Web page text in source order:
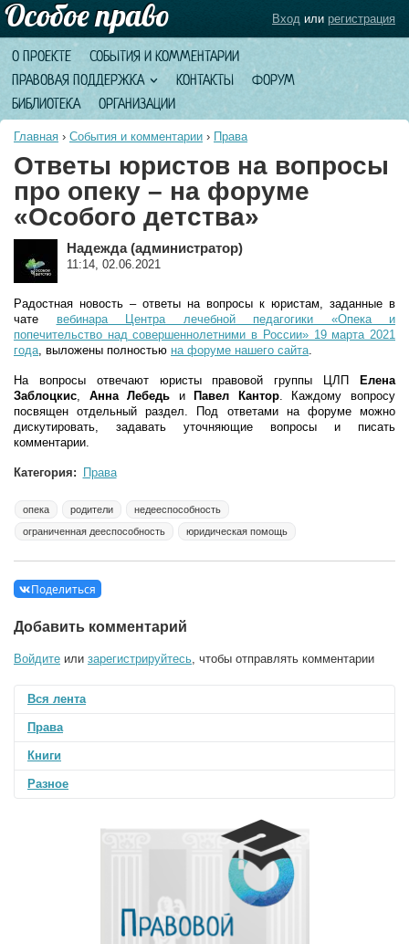
О ПРОЕКТЕ
СОБЫТИЯ И КОММЕНТАРИИ
ПРАВОВАЯ ПОДДЕРЖКА
КОНТАКТЫ
ФОРУМ
БИБЛИОТЕКА
ОРГАНИЗАЦИИ
Вход или регистрация
Главная › События и комментарии › Права
Ответы юристов на вопросы
про опеку – на форуме
«Особого детства»
Надежда (администратор)
11:14, 02.06.2021
Радостная новость – ответы на вопросы к юристам, заданные в
чате вебинара Центра лечебной педагогики «Опека и
попечительство над совершеннолетними в России» 19 марта 2021
года, выложены полностью на форуме нашего сайта.
На вопросы отвечают юристы правовой группы ЦЛП
Елена
Заблоцкис, Анна Лебедь и Павел Кантор. Каждому вопросу
посвящен отдельный раздел. Под ответами на форуме можно
дискутировать, задавать уточняющие вопросы и писать
комментарии.
Категория: Права
опека родители
недееспособность
ограниченная дееспособность
юридическая помощь
Поделиться
Добавить комментарий
Войдите или зарегистрируйтесь , чтобы отправлять комментарии
Вся лента
Права
Книги
Разное